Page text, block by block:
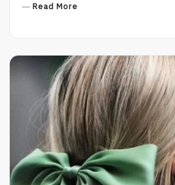
Read More
M
O
R
E